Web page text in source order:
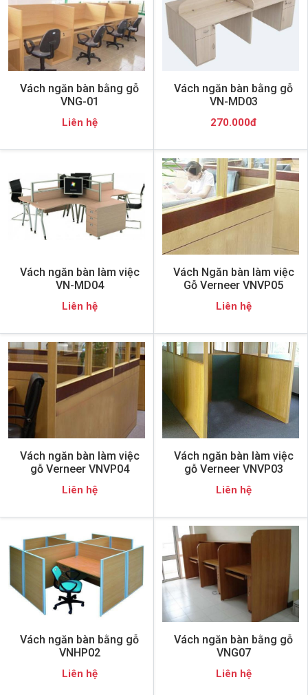
Vách ngăn bàn bằng gỗ
VNG-01
Liên hệ
Vách ngăn bàn bằng gỗ
VN-MD03
270.000đ
Vách ngăn bàn làm việc
VN-MD04
Liên hệ
Vách Ngăn bàn làm việc
Gỗ Verneer VNVP05
Liên hệ
Vách ngăn bàn làm việc
gỗ Verneer VNVP04
Liên hệ
Vách ngăn bàn làm việc
gỗ Verneer VNVP03
Liên hệ
Vách ngăn bàn bằng gỗ
VNHP02
Liên hệ
Vách ngăn bàn bằng gỗ
VNG07
Liên hệ